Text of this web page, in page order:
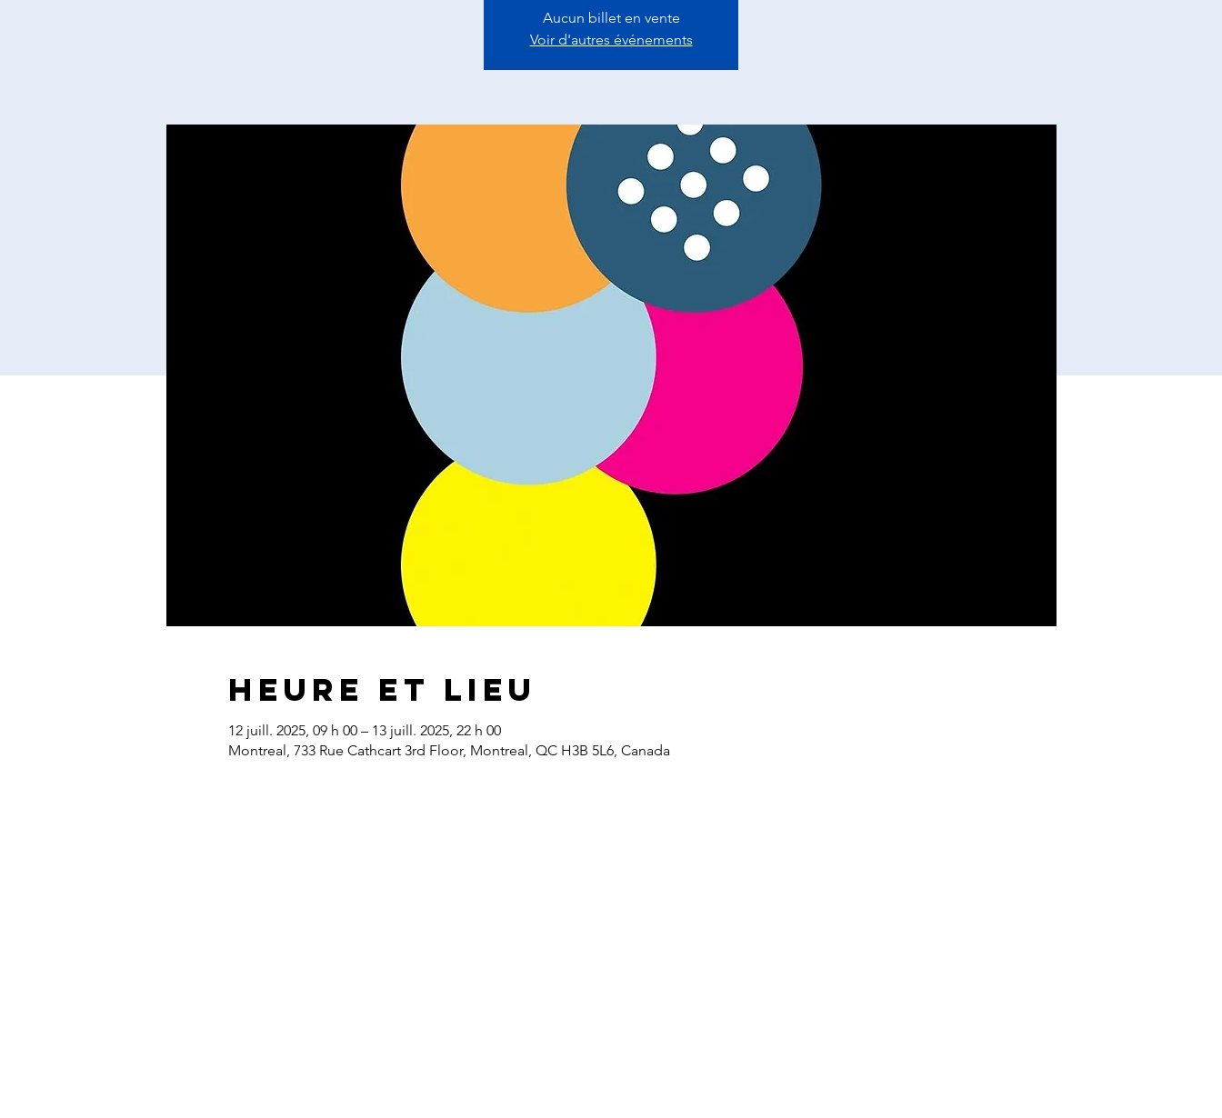
Aucun billet en vente
Voir d'autres événements
Heure et lieu
12 juill. 2025, 09 h 00 – 13 juill. 2025, 22 h 00
Montreal, 733 Rue Cathcart 3rd Floor, Montreal, QC H3B 5L6, Canada